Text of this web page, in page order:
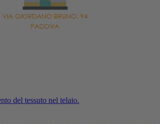
del tessuto nel telaio.